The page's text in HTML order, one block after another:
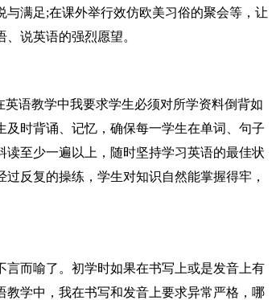
满足;在课外举行效仿欧美习俗的聚会等，让
说英语的强烈愿望。
语教学中我要求学生必须对所学资料倒背如
时背诵、记忆，确保每一学生在单词、句子
至少一遍以上，随时坚持学习英语的最佳状
反复的操练，学生对知识自然能掌握得牢，
而喻了。初学时如果在书写上或是发音上有
学中，我在书写和发音上要求异常严格，哪